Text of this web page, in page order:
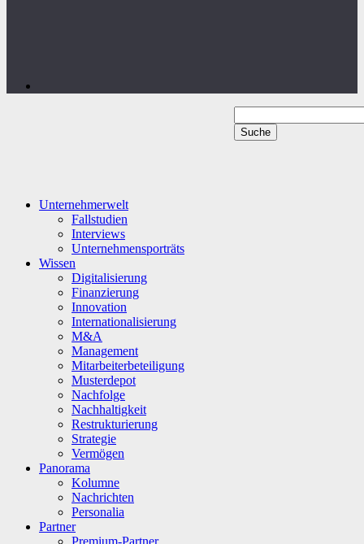
Unternehmerwelt
Fallstudien
Interviews
Unternehmensporträts
Wissen
Digitalisierung
Finanzierung
Innovation
Internationalisierung
M&A
Management
Mitarbeiterbeteiligung
Musterdepot
Nachfolge
Nachhaltigkeit
Restrukturierung
Strategie
Vermögen
Panorama
Kolumne
Nachrichten
Personalia
Partner
Premium-Partner